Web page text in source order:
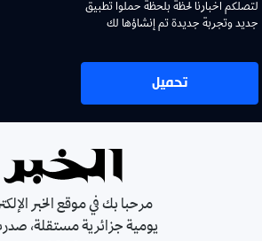
لتصلكم اخبارنا لحظة بلحظة حملوا تطبيق
جديد وتجربة جديدة تم إنشاؤها لك
تحميل
مرحبا بك في موقع الخبر
يومية جزائرية مستقلة،